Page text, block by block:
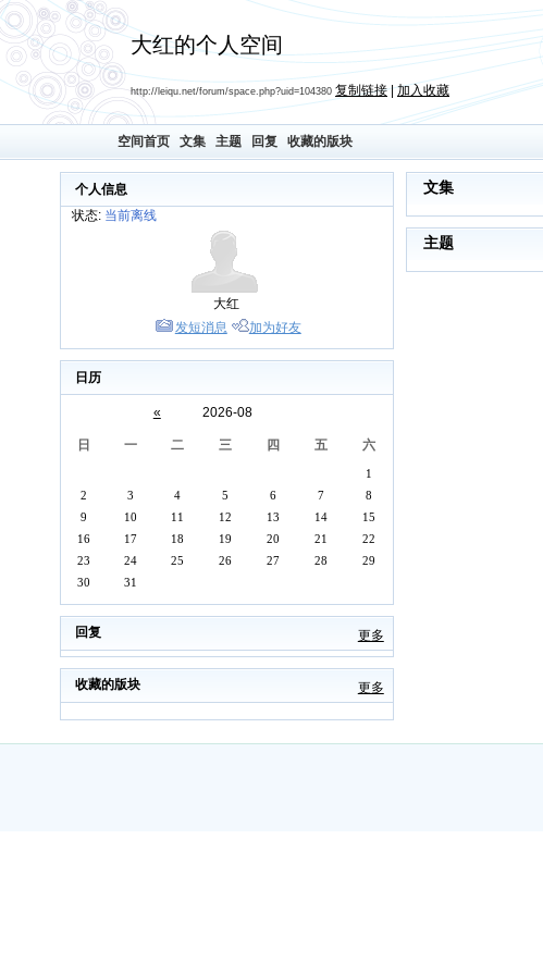
大红的个人空间
http://leiqu.net/forum/space.php?uid=104380 复制链接|加入收藏
空间首页 文集 主题 回复 收藏的版块
个人信息
状态: 当前离线
大红
发短消息
加为好友
日历
« 2026-08
日 一 二 三 四 五 六
1
2
3 4 5 6 7
8
9
10 11 12 13 14
15
16
17 18 19 20 21
22
23
24 25 26 27 28
29
30
31
回复 更多
收藏的版块 更多
文集
主题